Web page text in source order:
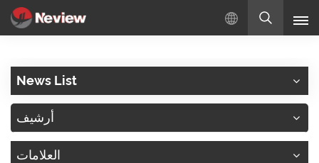
بالعربية
News List
أرشيف
العلامات